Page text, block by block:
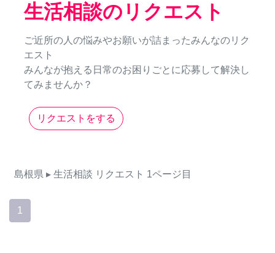
生活相談のリクエスト
ご近所の人の悩みやお願いが詰まったみんなのリク
エスト
みんなが抱える日常のお困りごとに応募して解決し
てみませんか？
リクエストをする
島根県 ▸ 生活相談 リクエスト 1ページ目
1